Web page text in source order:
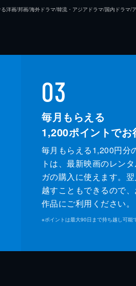
画/邦画/海外ドラマ/韓流・アジアドラマ/国内ドラマ/
03
毎月もらえる
1,200ポイントでお
毎月もらえる1,200円分
トは、最新映画のレン
ガの購入に使えます。
越すこともできるので
作品にご利用ください。
※ポイントは最大90日まで持ち越し可能